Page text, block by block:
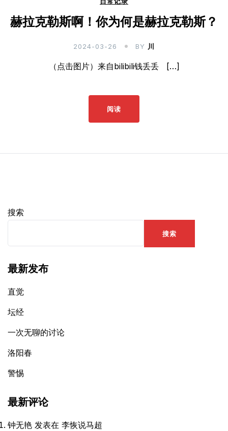
赫拉克勒斯啊！你为何是赫拉克勒斯？
2024-03-26 BY 川
（点击图片）来自bilibili钱丢丢 […]
阅读
搜索
搜索
最新发布
直觉
坛经
一次无聊的讨论
洛阳春
警惕
最新评论
钟无艳 发表在 李恢说马超